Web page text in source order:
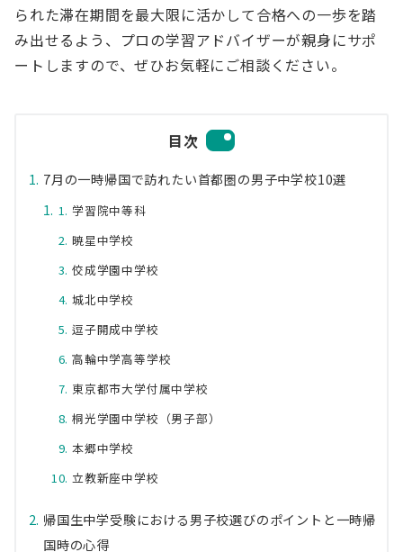
られた滞在期間を最大限に活かして合格への一歩を踏
み出せるよう、プロの学習アドバイザーが親身にサポ
ートしますので、ぜひお気軽にご相談ください。
目次
7月の一時帰国で訪れたい首都圏の男子中学校10選
学習院中等科
暁星中学校
佼成学園中学校
城北中学校
逗子開成中学校
高輪中学高等学校
東京都市大学付属中学校
桐光学園中学校（男子部）
本郷中学校
立教新座中学校
帰国生中学受験における男子校選びのポイントと一時帰
国時の心得